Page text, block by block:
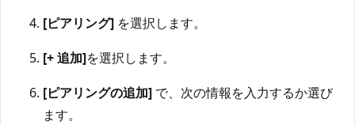
[ピアリング] を選択します。
[+ 追加]を選択します。
[ピアリングの追加] で、次の情報を入力するか選び
ます。